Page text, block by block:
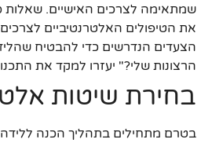
שמתאימה לצרכים האישיים. שאלות
את הטיפולים האלטרנטיביים
הצעדים הנדרשים כדי להבטיח
הרצונות שלי?" יעזרו למקד את
בחירת שיטות
בטרם מתחילים בתהליך הכנה